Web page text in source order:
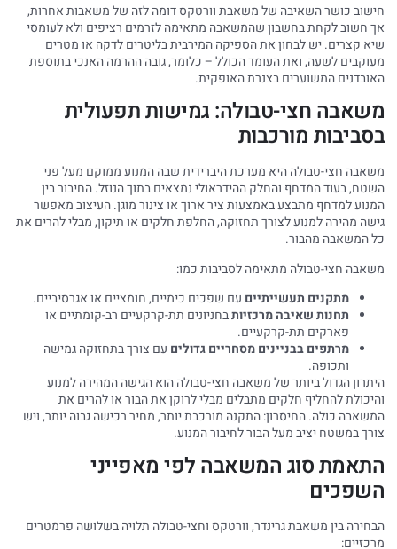
חישוב כושר השאיבה של משאבת וורטקס דומה לזה של משאבות אחרות,
אך חשוב לקחת בחשבון שהמשאבה מתאימה לזרמים רציפים ולא לעומסי
שיא קצרים. יש לבחון את הספיקה המירבית בליטרים לדקה או מטרים
מעוקבים לשעה, ואת העומד הכולל – כלומר, גובה ההרמה האנכי בתוספת
האובדנים המשוערים בצנרת האופקית.
משאבה חצי-טבולה: גמישות תפעולית
בסביבות מורכבות
משאבה חצי-טבולה היא מערכת היברידית שבה המנוע ממוקם מעל פני
השטח, בעוד המדחף והחלק ההידראולי נמצאים בתוך הנוזל. החיבור בין
המנוע למדחף מתבצע באמצעות ציר ארוך או צינור מוגן. העיצוב מאפשר
גישה מהירה למנוע לצורך תחזוקה, החלפת חלקים או תיקון, מבלי להרים את
כל המשאבה מהבור.
משאבה חצי-טבולה מתאימה לסביבות כמו:
מתקנים תעשייתיים עם שפכים כימיים, חומציים או אגרסיביים.
תחנות שאיבה מרכזיותבחניונים תת-קרקעיים רב-קומתיים או
פארקים תת-קרקעיים.
מרתפים בבניינים מסחריים גדולים עם צורך בתחזוקה גמישה
ותכופה.
היתרון הגדול ביותר של משאבה חצי-טבולה הוא הגישה המהירה למנוע
והיכולת להחליף חלקים מתבלים מבלי לרוקן את הבור או להרים את
המשאבה כולה. החיסרון: התקנה מורכבת יותר, מחיר רכישה גבוה יותר, ויש
צורך במשטח יציב מעל הבור לחיבור המנוע.
התאמת סוג המשאבה לפי מאפייני
השפכים
הבחירה בין משאבת גרינדר, וורטקס וחצי-טבולה תלויה בשלושה פרמטרים
מרכזיים: